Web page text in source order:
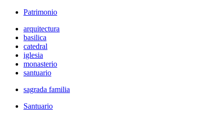
Patrimonio
arquitectura
basilica
catedral
iglesia
monasterio
santuario
sagrada familia
Santuario